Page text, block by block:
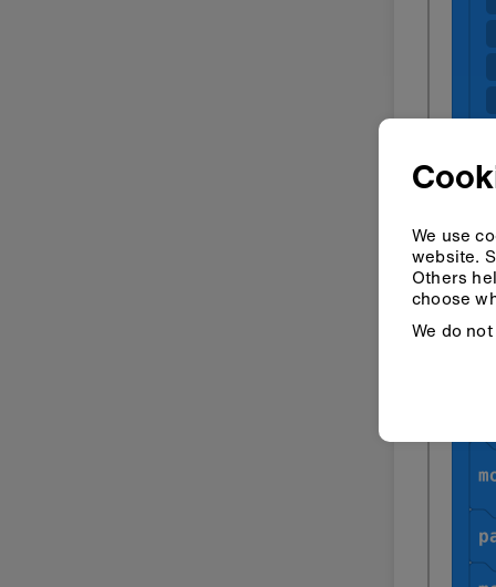
We use
website.
Others
choose
We do